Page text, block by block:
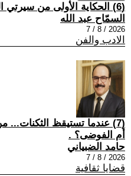
(6) الحكاية الأولى من سيرتي الذاتية، 22
السمّاح عبد الله
2026 / 8 / 7
الادب والفن
(7) عندما تستيقظ الثكنات...
أم الفوضى؟ .
حامد الضبياني
2026 / 8 / 7
قضايا ثقافية